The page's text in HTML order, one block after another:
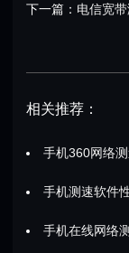
下一篇： 电信宽
相关推荐：
手机360网络
手机测速软件
手机在线网络